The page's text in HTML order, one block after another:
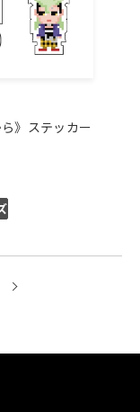
》ステッカー